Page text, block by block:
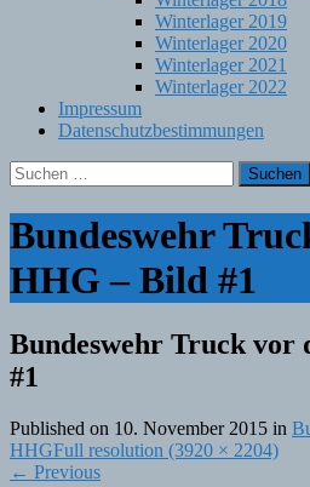
Winterlager 2019
Winterlager 2020
Winterlager 2021
Winterlager 2022
Impressum
Datenschutzbestimmungen
Suchen
nach:
Bundeswehr
HHG – Bild #1
Bundeswehr Truck vor
#1
Published on 10. November 2015 in
HHGFull resolution (3920 × 2204)
← Previous